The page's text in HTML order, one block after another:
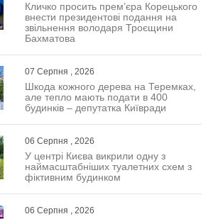
Кличко просить прем’єра Корецького
внести президентові подання на
звільнення володаря Троєщини
Бахматова
07 Серпня , 2026
Шкода кожного дерева на Теремках,
але тепло мають подати в 400
будинків – депутатка Київради
06 Серпня , 2026
У центрі Києва викрили одну з
наймасштабніших туалетних схем з
фіктивним будинком
06 Серпня , 2026